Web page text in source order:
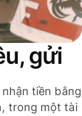
gửi
tiền bằng
trong một tài